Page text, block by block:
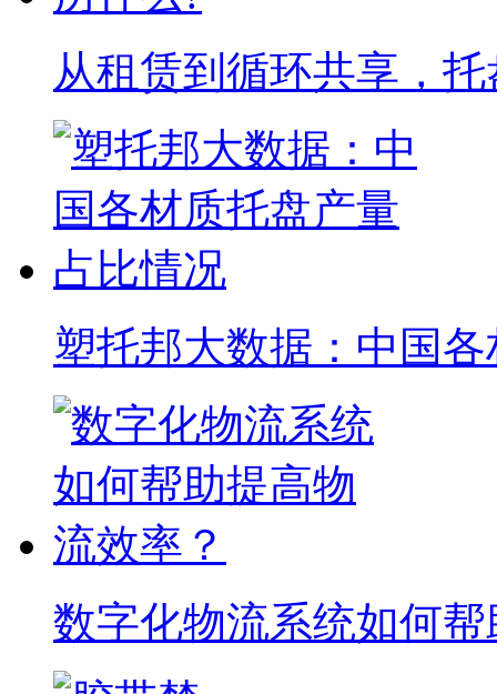
内加薪62%！美东港口
特斯拉FSD在华落地
万达商管如何变身永
海信获XREAL加持，
最新更新
涨！托运人关注美国对中国船舶的...